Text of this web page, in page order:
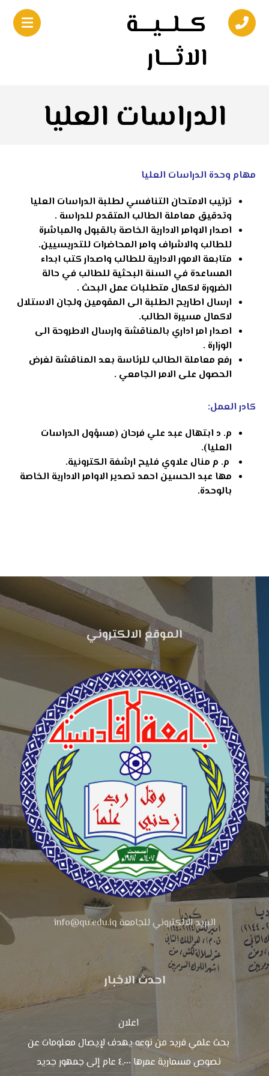
كـــلـــيــــة
الاثــــار
الدراسات العليا
مهام وحدة الدراسات العليا
ترتيب الامتحان التنافسي لطلبة الدراسات العليا
وتدقيق معاملة الطالب المتقدم للدراسة .
اصدار الاوامر الادارية الخاصة بالقبول والمباشرة
للطالب والاشراف وامر المحاضرات للتدريسيين.
متابعة الامور الادارية للطالب واصدار كتب ابداء
المساعدة في السنة البحثية للطالب في حالة
الضرورة لاكمال متطلبات عمل البحث .
ارسال اطاريح الطلبة الى المقومين ولجان الاستلال
لاكمال مسيرة الطالب.
اصدار امر اداري بالمناقشة وارسال الاطروحة الى
الوزارة .
رفع معاملة الطالب للرئاسة بعد المناقشة لغرض
الحصول على الامر الجامعي .
كادر العمل:
م. د ابتهال عبد علي فرحان (مسؤول الدراسات
العليا).
م. م منال علاوي فليح ارشفة الكترونية.
مها عبد الحسين احمد تصدير الاوامر الادارية الخاصة
بالوحدة.
الموقع الالكتروني
البريد الالكتروني للجامعة info@qu.edu.iq
احدث الاخبار
اعلان
بحث علمي فريد من نوعه يهدف لإيصال معلومات عن
نصوص مسمارية عمرها ٤,٠٠٠ عام إلى جمهور جديد